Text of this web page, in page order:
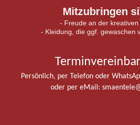
Mitzubringen
- Freude an der kreativen
- Kleidung, die ggf. gewaschen
Persönlich, per Telefon oder
oder per eMail: